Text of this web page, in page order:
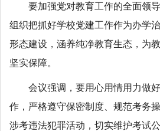
要加强党对教育工作的全面领
组织把抓好学校党建工作作为办学
形态建设，涵养纯净教育生态，为
坚实保障。
会议强调，要用心用情用力做
作，严格遵守保密制度、规范考务
涉考违法犯罪活动，切实维护考试